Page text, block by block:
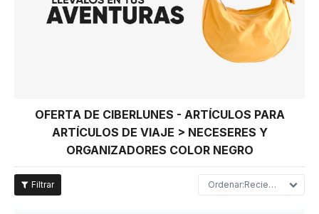
OFERTA DE CIBERLUNES - ARTÍCULOS PARA
ARTÍCULOS DE VIAJE > NECESERES Y
ORGANIZADORES COLOR NEGRO
Recientes